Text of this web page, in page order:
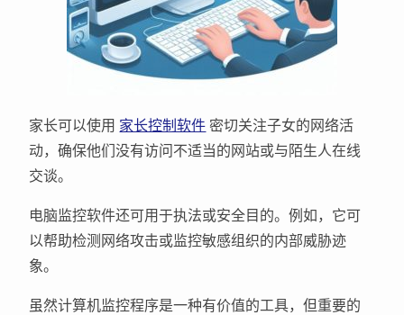
家长可以使用 家长控制软件 密切关注子女的网络活
动，确保他们没有访问不适当的网站或与陌生人在线
交谈。
电脑监控软件还可用于执法或安全目的。例如，它可
以帮助检测网络攻击或监控敏感组织的内部威胁迹
象。
虽然计算机监控程序是一种有价值的工具，但重要的